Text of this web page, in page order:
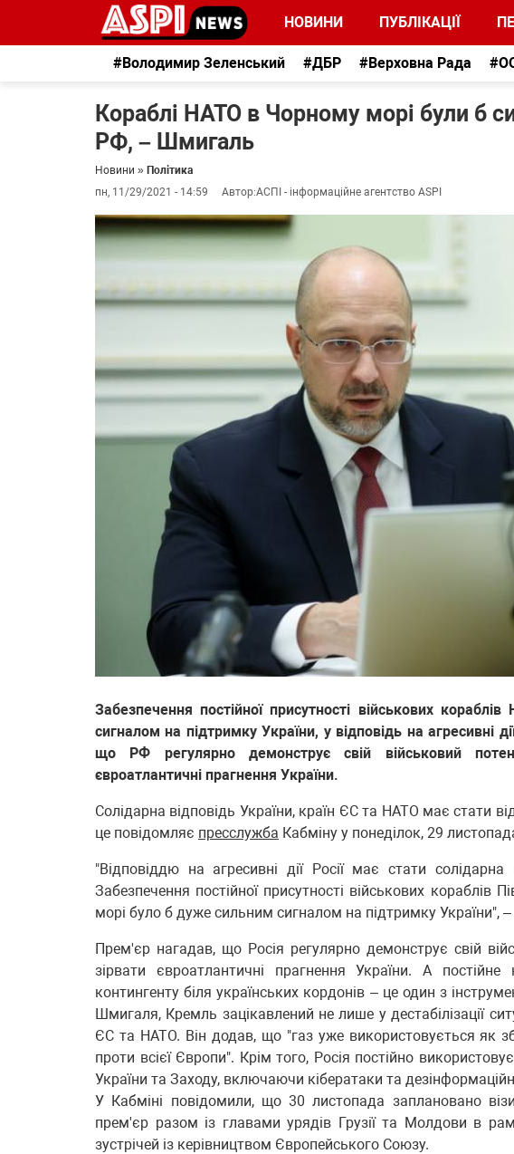
НОВИНИ ПУБЛІКАЦІЇ
#Володимир Зеленський #ДБР #Верховна Рада
Кораблі НАТО в Чорному морі були б
РФ, – Шмигаль
Новини » Політика
пн, 11/29/2021 - 14:59
Автор:АСПІ - інформаційне агентство ASPI
Забезпечення постійної присутності військових
сигналом на підтримку України, у відповідь на агресивні
що РФ регулярно демонструє свій військовий
євроатлантичні прагнення України.
Солідарна відповідь України, країн ЄС та НАТО має стати
це повідомляє пресслужба Кабміну у понеділок, 29
"Відповіддю на агресивні дії Росії має стати
Забезпечення постійної присутності військових кораблів
морі було б дуже сильним сигналом на підтримку України",
Прем'єр нагадав, що Росія регулярно демонструє свій
зірвати євроатлантичні прагнення України. А постійне
контингенту біля українських кордонів – це один з
Шмигаля, Кремль зацікавлений не лише у дестабілізації
ЄС та НАТО. Він додав, що "газ уже використовується як
проти всієї Європи". Крім того, Росія постійно
України та Заходу, включаючи кібератаки та
У Кабміні повідомили, що 30 листопада заплановано
прем'єр разом із главами урядів Грузії та Молдови в
зустрічей із керівництвом Європейського Союзу.